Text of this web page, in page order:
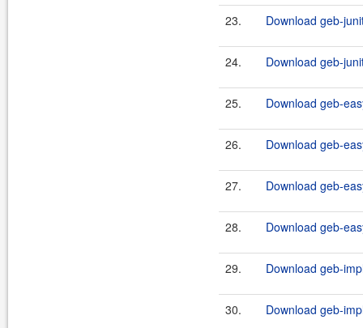
23. Download geb-
24. Download geb-
25. Download geb-
26. Download geb-
27. Download geb-
28. Download geb-
29. Download geb-
30. Download geb-